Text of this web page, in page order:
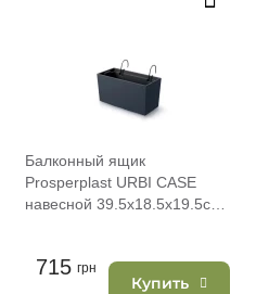
Балконный ящик
Prosperplast URBI CASE
навесной 39.5х18.5х19.5см
715 грн
Купить